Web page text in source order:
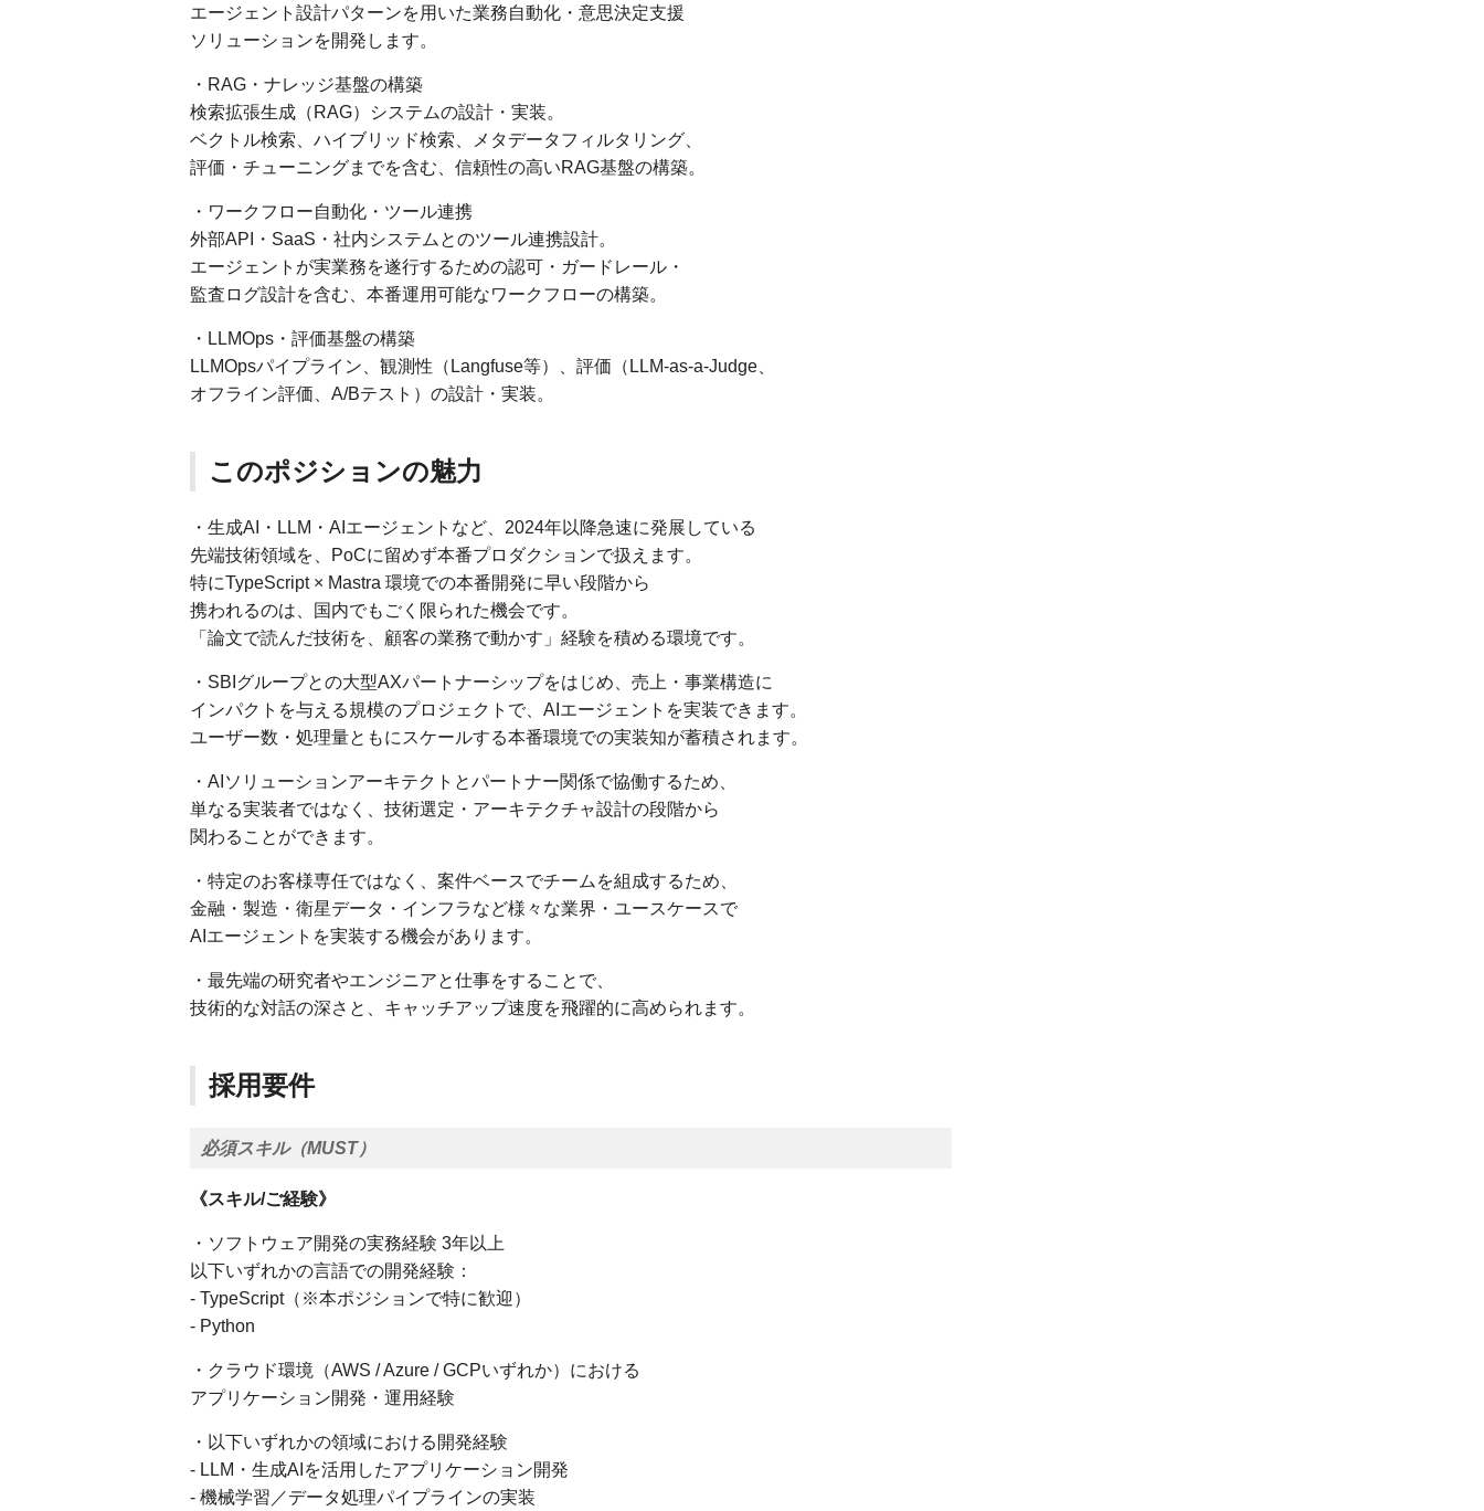
エージェント設計パターンを用いた業務自動化・意思決定支援
ソリューションを開発します。
・RAG・ナレッジ基盤の構築
検索拡張生成（RAG）システムの設計・実装。
ベクトル検索、ハイブリッド検索、メタデータフィルタリング、
評価・チューニングまでを含む、信頼性の高いRAG基盤の構築。
・ワークフロー自動化・ツール連携
外部API・SaaS・社内システムとのツール連携設計。
エージェントが実業務を遂行するための認可・ガードレール・
監査ログ設計を含む、本番運用可能なワークフローの構築。
・LLMOps・評価基盤の構築
LLMOpsパイプライン、観測性（Langfuse等）、評価（LLM-as-a-Judge、
オフライン評価、A/Bテスト）の設計・実装。
このポジションの魅力
・生成AI・LLM・AIエージェントなど、2024年以降急速に発展している
先端技術領域を、PoCに留めず本番プロダクションで扱えます。
特にTypeScript × Mastra 環境での本番開発に早い段階から
携われるのは、国内でもごく限られた機会です。
「論文で読んだ技術を、顧客の業務で動かす」経験を積める環境です。
・SBIグループとの大型AXパートナーシップをはじめ、売上・事業構造に
インパクトを与える規模のプロジェクトで、AIエージェントを実装できます。
ユーザー数・処理量ともにスケールする本番環境での実装知が蓄積されます。
・AIソリューションアーキテクトとパートナー関係で協働するため、
単なる実装者ではなく、技術選定・アーキテクチャ設計の段階から
関わることができます。
・特定のお客様専任ではなく、案件ベースでチームを組成するため、
金融・製造・衛星データ・インフラなど様々な業界・ユースケースで
AIエージェントを実装する機会があります。
・最先端の研究者やエンジニアと仕事をすることで、
技術的な対話の深さと、キャッチアップ速度を飛躍的に高められます。
採用要件
必須スキル（MUST）
《スキル/ご経験》
・ソフトウェア開発の実務経験 3年以上
以下いずれかの言語での開発経験：
- TypeScript（※本ポジションで特に歓迎）
- Python
・クラウド環境（AWS / Azure / GCPいずれか）における
アプリケーション開発・運用経験
・以下いずれかの領域における開発経験
- LLM・生成AIを活用したアプリケーション開発
- 機械学習／データ処理パイプラインの実装